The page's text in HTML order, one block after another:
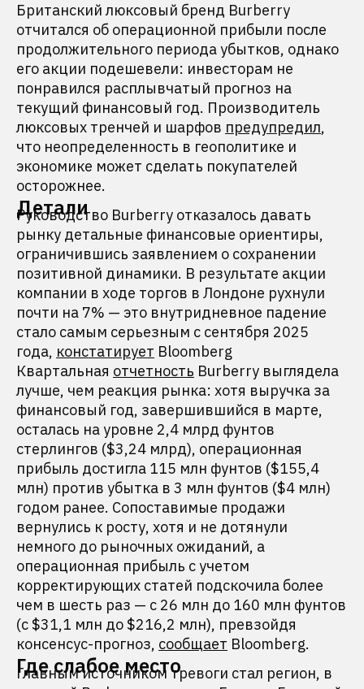
Британский люксовый бренд Burberry
отчитался об операционной прибыли после
продолжительного периода убытков, однако
его акции подешевели: инвесторам не
понравился расплывчатый прогноз на
текущий финансовый год. Производитель
люксовых тренчей и шарфов предупредил,
что неопределенность в геополитике и
экономике может сделать покупателей
осторожнее.
Детали
Руководство Burberry отказалось давать
рынку детальные финансовые ориентиры,
ограничившись заявлением о сохранении
позитивной динамики. В результате акции
компании в ходе торгов в Лондоне рухнули
почти на 7% — это внутридневное падение
стало самым серьезным с сентября 2025
года, констатирует Bloomberg
Квартальная отчетность Burberry выглядела
лучше, чем реакция рынка: хотя выручка за
финансовый год, завершившийся в марте,
осталась на уровне 2,4 млрд фунтов
стерлингов ($3,24 млрд), операционная
прибыль достигла 115 млн фунтов ($155,4
млн) против убытка в 3 млн фунтов ($4 млн)
годом ранее. Сопоставимые продажи
вернулись к росту, хотя и не дотянули
немного до рыночных ожиданий, а
операционная прибыль с учетом
корректирующих статей подскочила более
чем в шесть раз — с 26 млн до 160 млн фунтов
(с $31,1 млн до $216,2 млн), превзойдя
консенсус-прогноз, сообщает Bloomberg.
Где слабое место
Главным источником тревоги стал регион, в